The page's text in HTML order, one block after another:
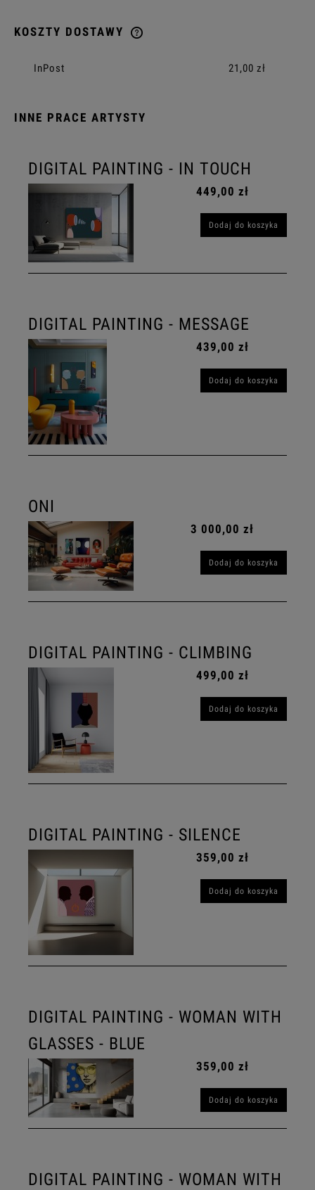
KOSZTY DOSTAWY
InPost 21,00 zł
INNE PRACE ARTYSTY
DIGITAL PAINTING - IN TOUCH
449,00 zł
Dodaj do koszyka
DIGITAL PAINTING - MESSAGE
439,00 zł
Dodaj do koszyka
ONI
3 000,00 zł
Dodaj do koszyka
DIGITAL PAINTING - CLIMBING
499,00 zł
Dodaj do koszyka
DIGITAL PAINTING - SILENCE
359,00 zł
Dodaj do koszyka
DIGITAL PAINTING - WOMAN WITH
GLASSES - BLUE
359,00 zł
Dodaj do koszyka
DIGITAL PAINTING - WOMAN WITH